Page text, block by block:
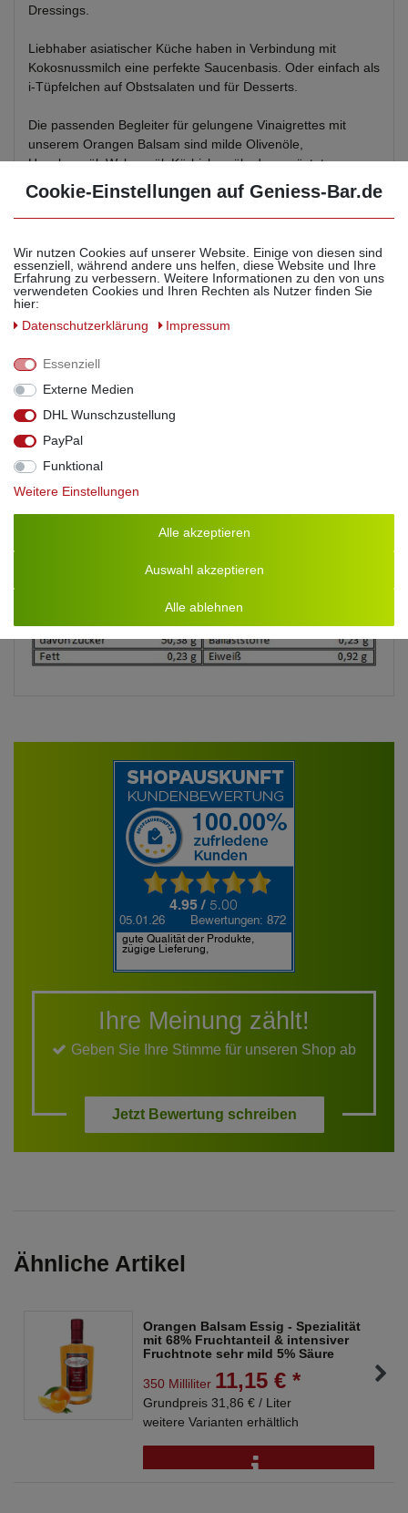
Dressings.
Liebhaber asiatischer Küche haben in Verbindung mit
Kokosnussmilch eine perfekte Saucenbasis. Oder einfach als
i-Tüpfelchen auf Obstsalaten und für Desserts.
Die passenden Begleiter für gelungene Vinaigrettes mit
unserem Orangen Balsam sind milde Olivenöle,
Haselnussöl, Walnussöl, Kürbiskernöl oder geröstetes
Sesamöl.
Wir führen unseren Orangen Balsam Essig - Spezialität auch
in weiteren Größen.
Diesen EAN Code zur Artikelsuche eingeben:
5L ohne Flaschen = 4260530786492
5L inkl. 2 Flaschen & Ausgiesser = 4260375678358
4260530786508
Abfüllung (jeweiliges Datum auf dem Rückenetikett).
Weißzucker, Wasser, Aromen,
Antioxidationsmittel
Ihre Meinung zählt!
Geben Sie Ihre Stimme für unseren Shop ab
Jetzt Bewertung schreiben
Ähnliche Artikel
Orangen Balsam Essig - Spezialität
mit 68% Fruchtanteil & intensiver
Fruchtnote sehr mild 5% Säure
350 Milliliter 11,15 € *
Grundpreis 31,86 € / Liter
weitere Varianten erhältlich
Cookie-Einstellungen auf Geniess-Bar.de
Wir nutzen Cookies auf unserer Website. Einige von diesen sind
essenziell, während andere uns helfen, diese Website und Ihre
Erfahrung zu verbessern. Weitere Informationen zu den von uns
verwendeten Cookies und Ihren Rechten als Nutzer finden Sie
hier:
Daten­schutz­erklärung
Impressum
Essenziell
Externe Medien
DHL Wunschzustellung
PayPal
Funktional
Weitere Einstellungen
Alle akzeptieren
Auswahl akzeptieren
Alle ablehnen